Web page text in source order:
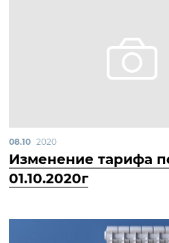
08.10 2020
Изменение тарифа
01.10.2020г